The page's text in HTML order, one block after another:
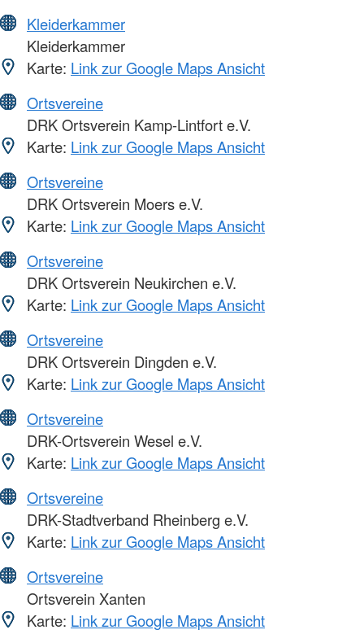
Kleiderkammer
Kleiderkammer
Karte: Link zur Google Maps Ansicht
Ortsvereine
DRK Ortsverein Kamp-Lintfort e.V.
Karte: Link zur Google Maps Ansicht
Ortsvereine
DRK Ortsverein Moers e.V.
Karte: Link zur Google Maps Ansicht
Ortsvereine
DRK Ortsverein Neukirchen e.V.
Karte: Link zur Google Maps Ansicht
Ortsvereine
DRK Ortsverein Dingden e.V.
Karte: Link zur Google Maps Ansicht
Ortsvereine
DRK-Ortsverein Wesel e.V.
Karte: Link zur Google Maps Ansicht
Ortsvereine
DRK-Stadtverband Rheinberg e.V.
Karte: Link zur Google Maps Ansicht
Ortsvereine
Ortsverein Xanten
Karte: Link zur Google Maps Ansicht